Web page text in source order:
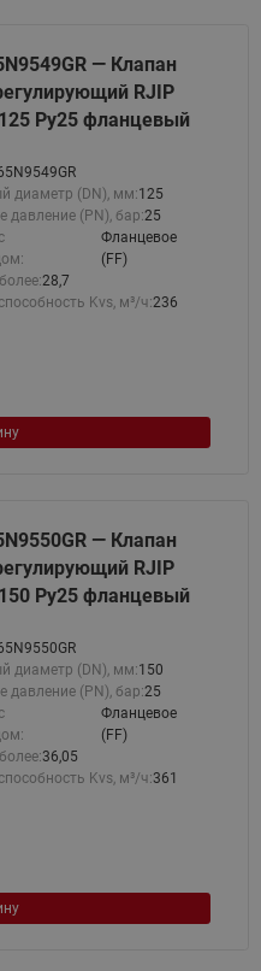
— Клапан
RJIP
Ру25 фланцевый
диаметр (DN), мм:125
давление (PN), бар:25
Фланцевое
(FF)
28,7
Kvs, м³/ч:236
— Клапан
RJIP
Ру25 фланцевый
диаметр (DN), мм:150
давление (PN), бар:25
Фланцевое
(FF)
36,05
Kvs, м³/ч:361